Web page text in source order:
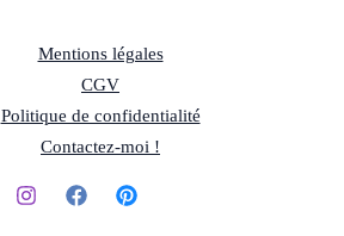
Mentions légales
CGV
Politique de confidentialité
Contactez-moi !